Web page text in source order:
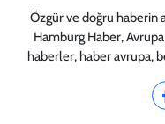
Özgür ve doğru haberin
Hamburg Haber,
haberler, haber avrupa,